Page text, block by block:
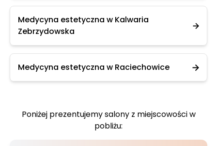
Medycyna estetyczna w Kalwaria
Zebrzydowska
Medycyna estetyczna w Raciechowice
Poniżej prezentujemy salony z miejscowości w
pobliżu: